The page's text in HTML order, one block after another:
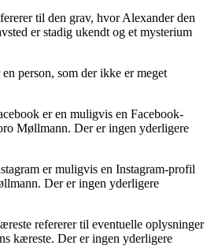
til den grav, hvor Alexander den
er stadig ukendt og et mysterium
person, som der ikke er meget
er en muligvis en Facebook-
Møllmann. Der er ingen yderligere
er muligvis en Instagram-profil
Der er ingen yderligere
refererer til eventuelle oplysninger
kæreste. Der er ingen yderligere